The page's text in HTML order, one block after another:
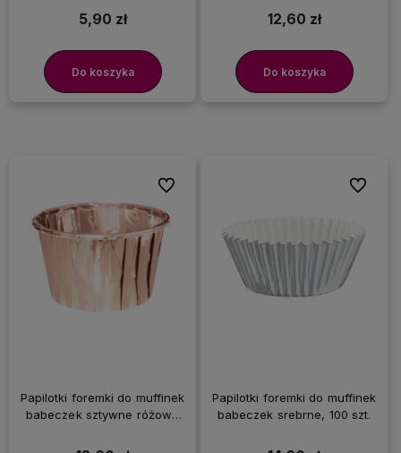
5,90 zł
Do koszyka
12,60 zł
Do koszyka
Papilotki foremki do muffinek
babeczek sztywne różowe
Do ulubionych
Papilotki foremki do muffinek
babeczek srebrne, 100 szt.
Do